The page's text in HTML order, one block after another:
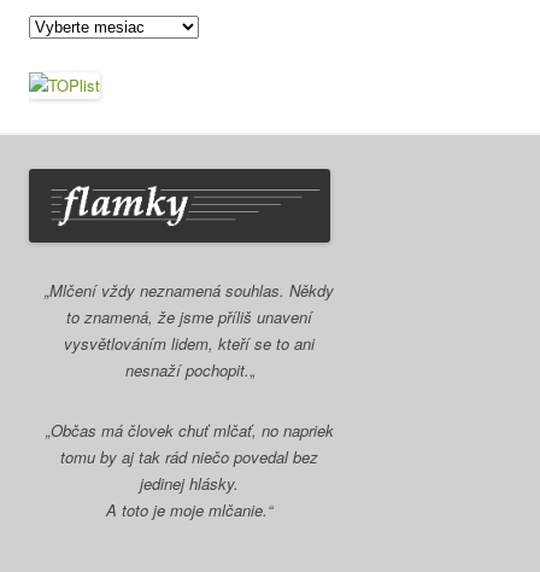
Staršie
kecy
„Mlčení vždy neznamená souhlas. Někdy
to znamená, že jsme příliš unavení
vysvětlováním lidem, kteří se to ani
nesnaží pochopit.„
„Občas má človek chuť mlčať, no napriek
tomu by aj tak rád niečo povedal bez
jedinej hlásky.
A toto je moje mlčanie.“